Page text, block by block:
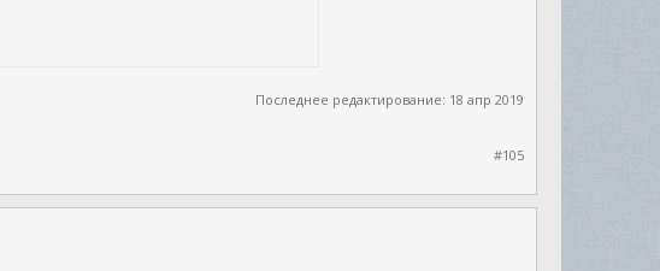
Последнее редактирование: 18 апр 2019
#105